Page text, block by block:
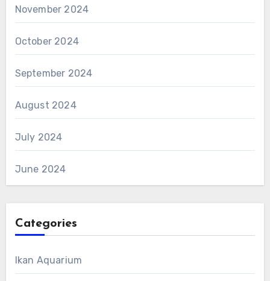
November 2024
October 2024
September 2024
August 2024
July 2024
June 2024
Categories
Ikan Aquarium